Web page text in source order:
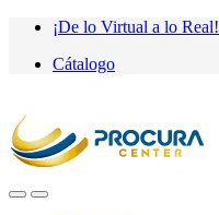
Saltar
navegación
saltar
contenido
¡De lo Virtual a lo Real!
Cátalogo